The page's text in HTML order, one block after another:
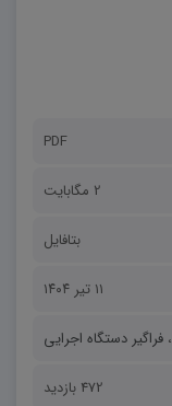
PDF
2 مگابایت
بتافایل
۱۱ تیر ۱۴۰۴
، فراگیر دستگاه اجرایی
472 بازدید